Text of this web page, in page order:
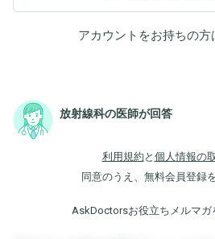
アカウントをお持ちの方
放射線科の医師が回答
利用規約 と 個人情報の
同意のうえ、無料会員登録
AskDoctorsお役立ちメルマガ